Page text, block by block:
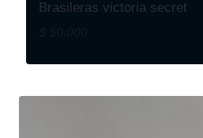
Brasileras victoria secret
$ 50.000